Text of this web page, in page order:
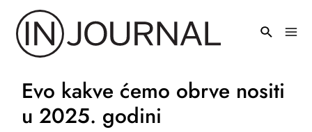
sadržaj
Evo kakve ćemo obrve nositi
u 2025. godini